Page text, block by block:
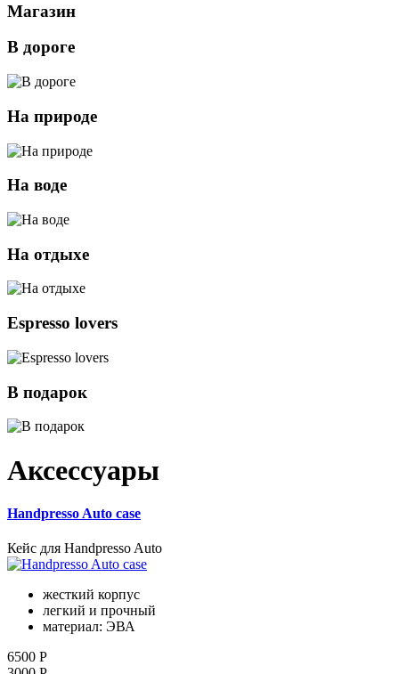
Магазин
В дороге
На природе
На воде
На отдыхе
Espresso lovers
В подарок
Аксессуары
Handpresso Auto case
Кейс для Handpresso Auto
жесткий корпус
легкий и прочный
материал: ЭВА
6500 Р